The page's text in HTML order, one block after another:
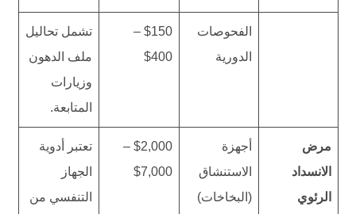
الفحوصات
الدورية
$150 –
$400
تشمل تحاليل
ملف الدهون
وزيارات
المتابعة.
مرض
الانسداد
الرئوي
أجهزة
الاستنشاق
(البخاخات)
$2,000 –
$7,000
تعتبر أدوية
الجهاز
التنفسي من